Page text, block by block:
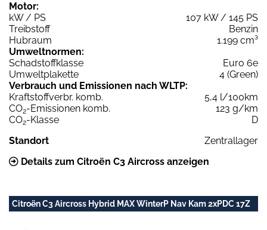
Motor:
kW / PS
107 kW / 145 PS
Treibstoff
Benzin
Hubraum
1.199 cm³
Umweltnormen:
Schadstoffklasse
Euro 6e
Umweltplakette
4 (Green)
Verbrauch und Emissionen nach WLTP:
Kraftstoffverbr. komb.
5,4 l/100km
CO2-Emissionen komb.
123 g/km
CO2-Klasse
D
Standort
Zentrallager
Details zum Citroën C3 Aircross anzeigen
Citroën C3 Aircross Hybrid MAX WinterP Nav Kam 2xPDC 17Z